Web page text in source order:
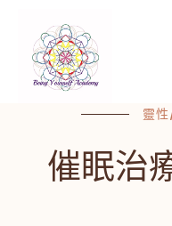
靈
催眠治